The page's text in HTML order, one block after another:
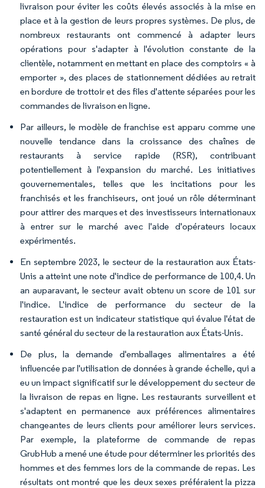
livraison pour éviter les coûts élevés associés à la mise en
place et à la gestion de leurs propres systèmes. De plus, de
nombreux restaurants ont commencé à adapter leurs
opérations pour s'adapter à l'évolution constante de la
clientèle, notamment en mettant en place des comptoirs « à
emporter », des places de stationnement dédiées au retrait
en bordure de trottoir et des files d'attente séparées pour les
commandes de livraison en ligne.
Par ailleurs, le modèle de franchise est apparu comme une
nouvelle tendance dans la croissance des chaînes de
restaurants à service rapide (RSR), contribuant
potentiellement à l'expansion du marché. Les initiatives
gouvernementales, telles que les incitations pour les
franchisés et les franchiseurs, ont joué un rôle déterminant
pour attirer des marques et des investisseurs internationaux
à entrer sur le marché avec l'aide d'opérateurs locaux
expérimentés.
En septembre 2023, le secteur de la restauration aux États-
Unis a atteint une note d'indice de performance de 100,4. Un
an auparavant, le secteur avait obtenu un score de 101 sur
l'indice. L'indice de performance du secteur de la
restauration est un indicateur statistique qui évalue l'état de
santé général du secteur de la restauration aux États-Unis.
De plus, la demande d'emballages alimentaires a été
influencée par l'utilisation de données à grande échelle, qui a
eu un impact significatif sur le développement du secteur de
la livraison de repas en ligne. Les restaurants surveillent et
s'adaptent en permanence aux préférences alimentaires
changeantes de leurs clients pour améliorer leurs services.
Par exemple, la plateforme de commande de repas
GrubHub a mené une étude pour déterminer les priorités des
hommes et des femmes lors de la commande de repas. Les
résultats ont montré que les deux sexes préféraient la pizza